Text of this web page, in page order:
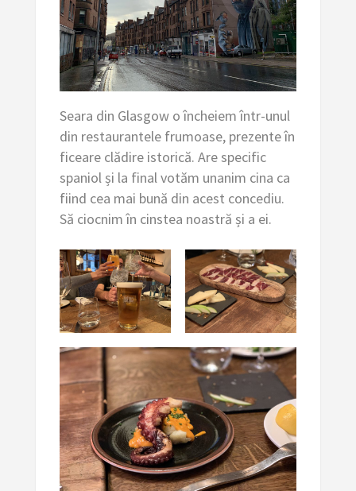
Seara din Glasgow o încheiem într-unul
din restaurantele frumoase, prezente în
ficeare clădire istorică. Are specific
spaniol și la final votăm unanim cina ca
fiind cea mai bună din acest concediu.
Să ciocnim în cinstea noastră și a ei.